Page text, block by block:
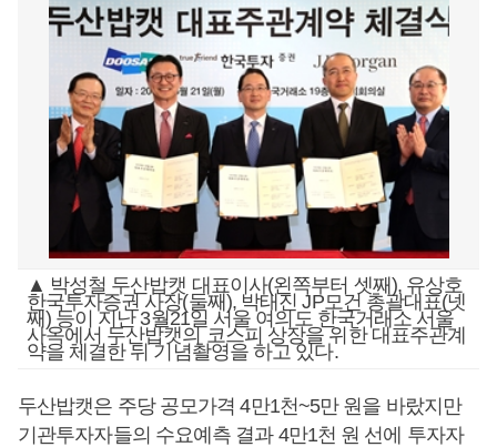
▲ 박성철 두산밥캣 대표이사(왼쪽부터 셋째), 유상호
한국투자증권 사장(둘째), 박태진 JP모건 총괄대표(넷
째) 등이 지난 3월21일 서울 여의도 한국거래소 서울
사옥에서 두산밥캣의 코스피 상장을 위한 대표주관계
약을 체결한 뒤 기념촬영을 하고 있다.
두산밥캣은 주당 공모가격 4만1천~5만 원을 바랐지만
기관투자자들의 수요예측 결과 4만1천 원 선에 투자자